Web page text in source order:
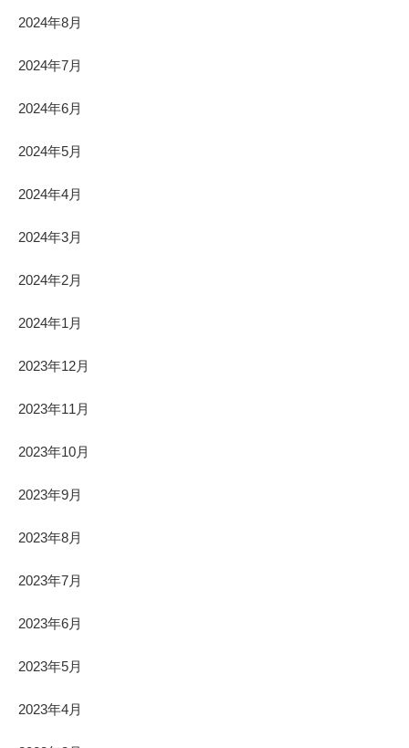
2024年8月
2024年7月
2024年6月
2024年5月
2024年4月
2024年3月
2024年2月
2024年1月
2023年12月
2023年11月
2023年10月
2023年9月
2023年8月
2023年7月
2023年6月
2023年5月
2023年4月